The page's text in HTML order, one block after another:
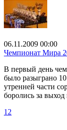
06.11.2009 00:00
Чемпионат Мира
В первый день
было разыграно
утренней части
боролись за
12